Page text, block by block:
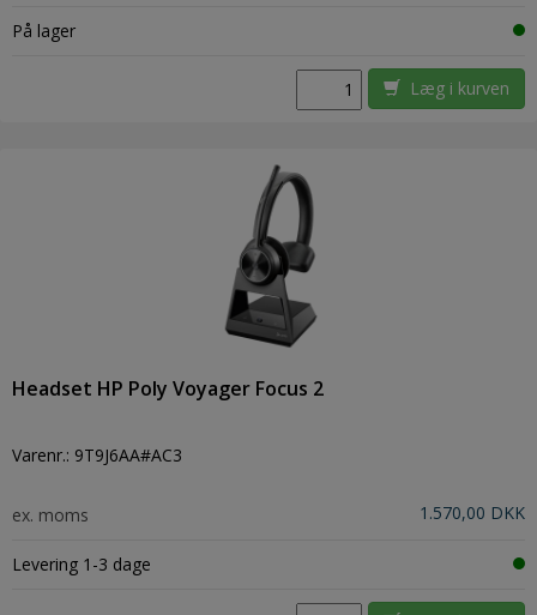
På lager
Læg i kurven
Headset HP Poly Voyager Focus 2
Varenr.: 9T9J6AA#AC3
ex. moms 1.570,00 DKK
Levering 1-3 dage